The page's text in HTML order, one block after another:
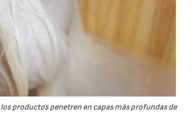
productos penetren en capas más profundas de